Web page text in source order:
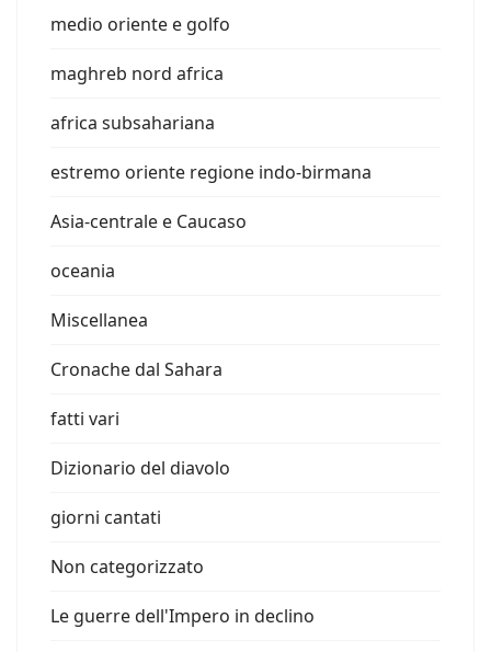
medio oriente e golfo
maghreb nord africa
africa subsahariana
estremo oriente regione indo-birmana
Asia-centrale e Caucaso
oceania
Miscellanea
Cronache dal Sahara
fatti vari
Dizionario del diavolo
giorni cantati
Non categorizzato
Le guerre dell'Impero in declino